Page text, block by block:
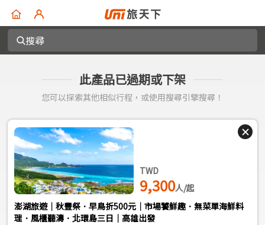
搜尋
此產品已過期或下架
您可以探索其他相似行程，或使用搜尋引擎搜尋！
TWD
9,300人/起
澎湖旅遊｜秋豐祭．早鳥折500元｜市場饕鮮趣．無菜單海鮮料
理．風櫃聽濤．北環島三日｜高雄出發